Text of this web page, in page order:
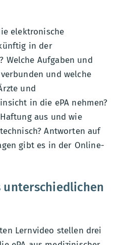
elektronische
in der
Welche Aufgaben und
und welche
und
in die ePA nehmen?
aus und wie
Antworten auf
gibt es in der Online-
unterschiedlichen
Lernvideo stellen drei